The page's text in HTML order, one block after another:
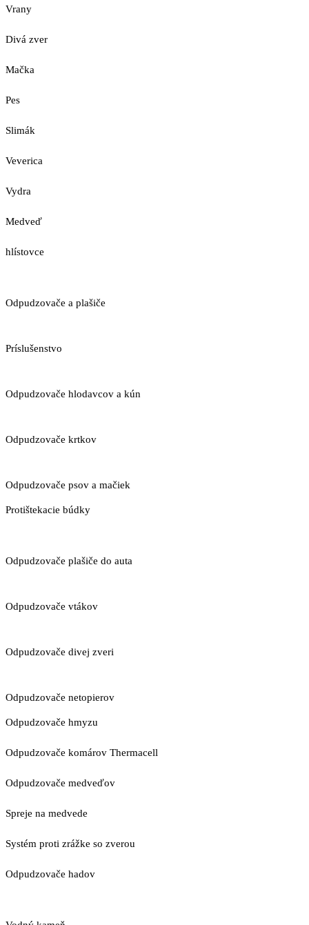
Vrany
Divá zver
Mačka
Pes
Slimák
Veverica
Vydra
Medveď
hlístovce
Odpudzovače a plašiče
Príslušenstvo
Odpudzovače hlodavcov a kún
Odpudzovače krtkov
Odpudzovače psov a mačiek
Protištekacie búdky
Odpudzovače plašiče do auta
Odpudzovače vtákov
Odpudzovače divej zveri
Odpudzovače netopierov
Odpudzovače hmyzu
Odpudzovače komárov Thermacell
Odpudzovače medveďov
Spreje na medvede
Systém proti zrážke so zverou
Odpudzovače hadov